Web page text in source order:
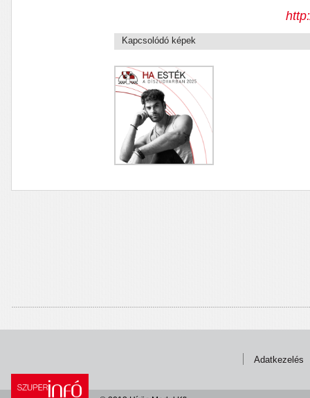
Kapcsolódó képek
Adatkezelés